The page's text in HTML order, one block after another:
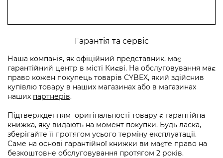
Гарантія та сервіс
Наша компанія, як офіційний представник, має
гарантійний центр в місті Києві. На обслуговування має
право кожен покупець товарів СYBEX, який здійснив
купівлю товару в наших магазинах або в магазинах
наших партнерів.
Підтвержденням оригінальності товару є гарантійна
книжка, яку видають на момент покупки. Будь ласка,
зберігайте її протягом усього терміну експлуатації.
Саме на основі гарантійної книжки ви маєте право на
безкоштовне обслуговування протягом 2 років.